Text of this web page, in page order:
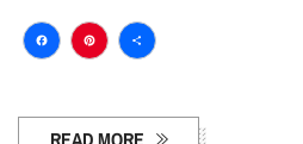
Facebook
Pinterest
Compartir